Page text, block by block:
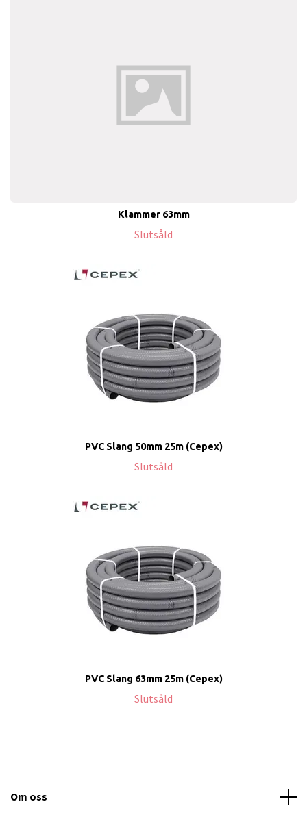
Klammer 63mm
Slutsåld
PVC Slang 50mm 25m (Cepex)
Slutsåld
PVC Slang 63mm 25m (Cepex)
Slutsåld
Om oss